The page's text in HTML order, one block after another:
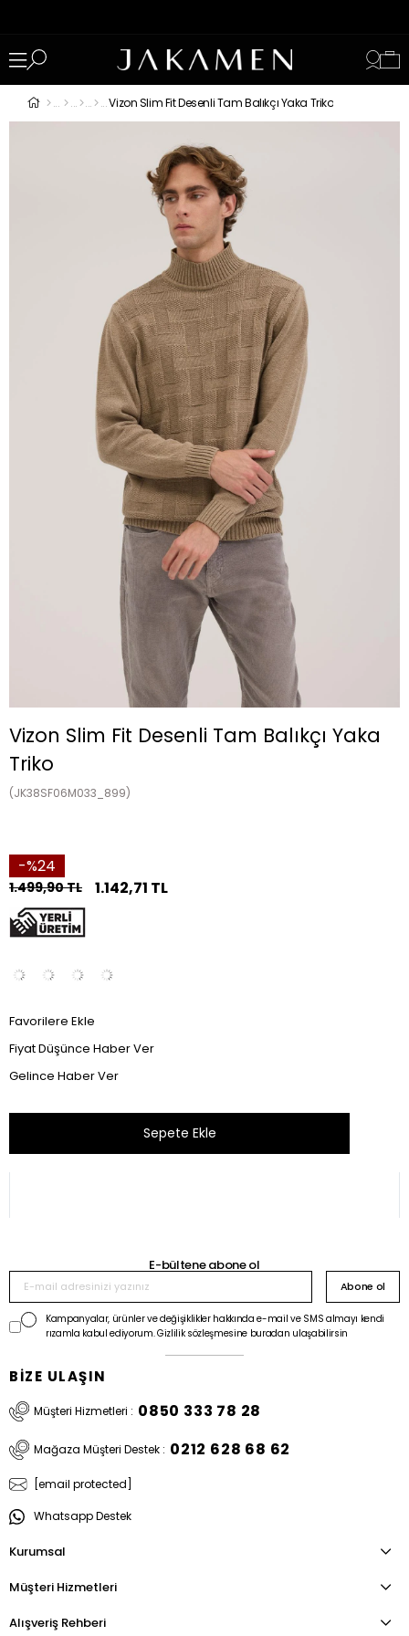
Vizon Slim Fit Desenli Tam Balıkçı Yaka Triko
Vizon Slim Fit Desenli Tam Balıkçı Yaka
Triko
(JK38SF06M033_899)
24
1.499,90 TL 1.142,71 TL
Favorilere Ekle
Fiyat Düşünce Haber Ver
Gelince Haber Ver
Bu ürünü son 24 saat içinde 70 kişi inceledi.
E-bültene abone ol
Abone ol
Kampanyalar, ürünler ve değişiklikler hakkında e-mail ve SMS almayı kendi
rızamla kabul ediyorum. Gizlilik sözleşmesine buradan ulaşabilirsin
BİZE ULAŞIN
Müşteri Hizmetleri : 0850 333 78 28
Mağaza Müşteri Destek : 0212 628 68 62
[email protected]
Whatsapp Destek
Kurumsal
Müşteri Hizmetleri
Alışveriş Rehberi